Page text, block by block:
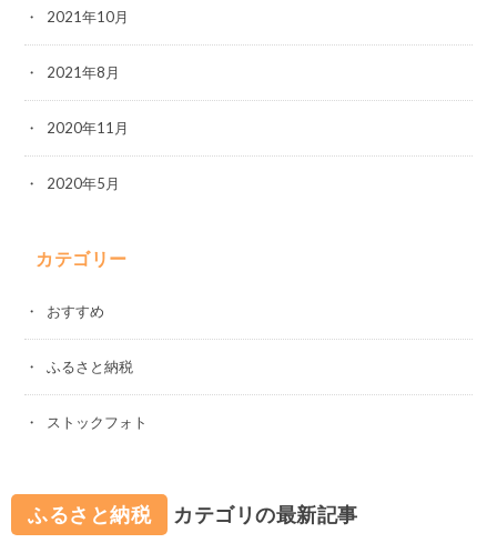
2021年10月
2021年8月
2020年11月
2020年5月
カテゴリー
おすすめ
ふるさと納税
ストックフォト
ふるさと納税 カテゴリの最新記事